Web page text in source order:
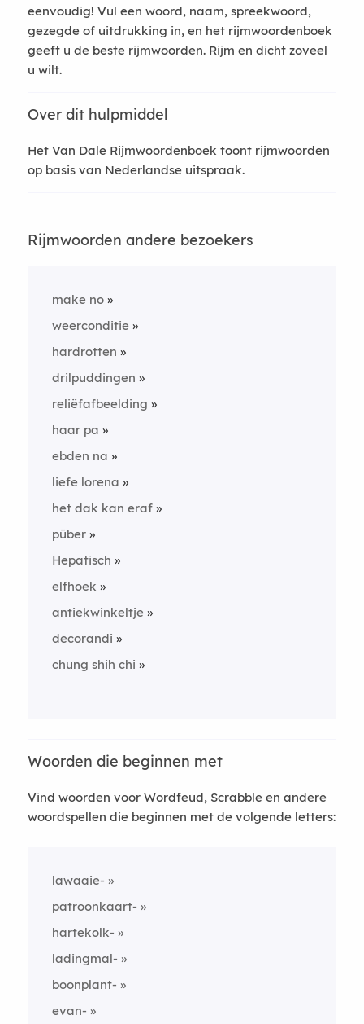
eenvoudig! Vul een woord, naam, spreekwoord,
gezegde of uitdrukking in, en het rijmwoordenboek
geeft u de beste rijmwoorden. Rijm en dicht zoveel
u wilt.
Over dit hulpmiddel
Het Van Dale Rijmwoordenboek toont rijmwoorden
op basis van Nederlandse uitspraak.
Rijmwoorden andere bezoekers
make no
weerconditie
hardrotten
drilpuddingen
reliëfafbeelding
haar pa
ebden na
liefe lorena
het dak kan eraf
püber
Hepatisch
elfhoek
antiekwinkeltje
decorandi
chung shih chi
Woorden die beginnen met
Vind woorden voor Wordfeud, Scrabble en andere
woordspellen die beginnen met de volgende letters:
lawaaie-
patroonkaart-
hartekolk-
ladingmal-
boonplant-
evan-